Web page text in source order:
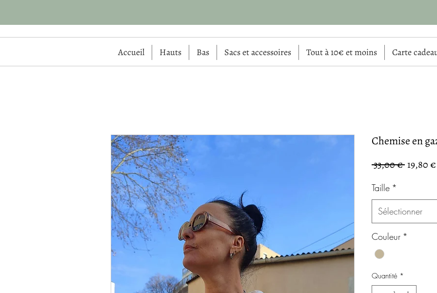
Chemise en
33,00 € Prix
19,80 €
Taille *
Sélectionner
Couleur *
Quantité *
Accueil Hauts Bas Sacs et accessoires Tout à 10€ et moins Carte